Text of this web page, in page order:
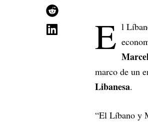
E l
marco de un
Libanesa.
“El Líbano y